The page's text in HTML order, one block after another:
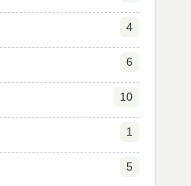
4
6
10
1
5